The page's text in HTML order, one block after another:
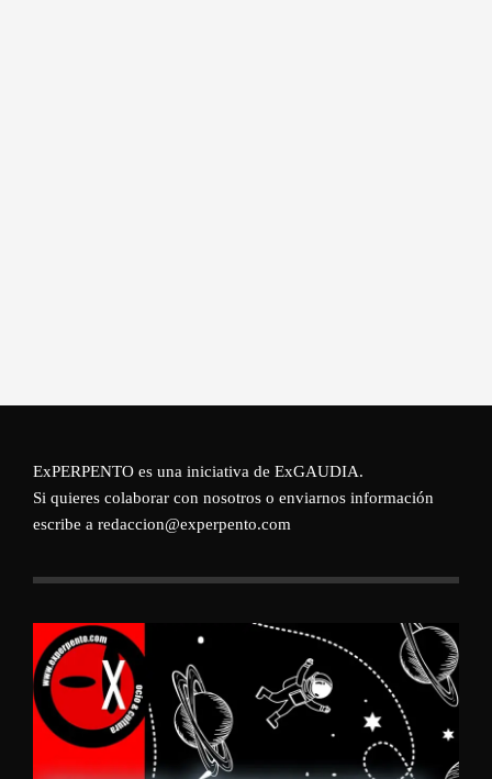
ExPERPENTO es una iniciativa de ExGAUDIA.
Si quieres colaborar con nosotros o enviarnos información
escribe a redaccion@experpento.com